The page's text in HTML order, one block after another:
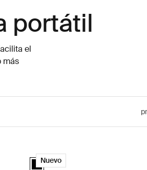
portátil
el
más
bolsillo negro Black
Negro (selected)
Case Logic LAPS funda para laptop
Nuevo
Case Logic LAPS laptop sleeve 14''